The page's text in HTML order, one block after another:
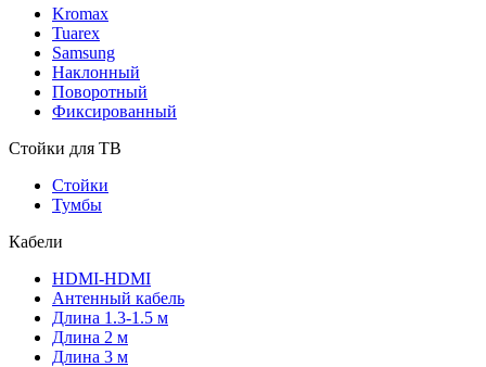
Kromax
Tuarex
Samsung
Наклонный
Поворотный
Фиксированный
Стойки для ТВ
Стойки
Тумбы
Кабели
HDMI-HDMI
Антенный кабель
Длина 1.3-1.5 м
Длина 2 м
Длина 3 м